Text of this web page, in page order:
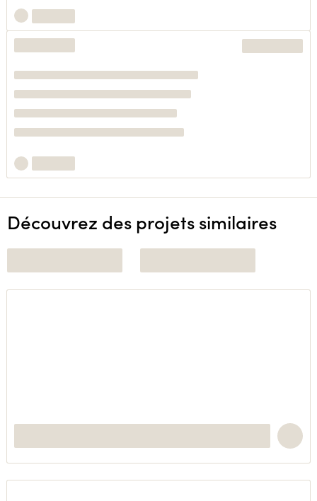
Découvrez des projets similaires